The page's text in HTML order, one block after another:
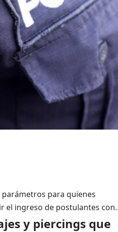
para quienes
el ingreso de postulantes
y piercings que